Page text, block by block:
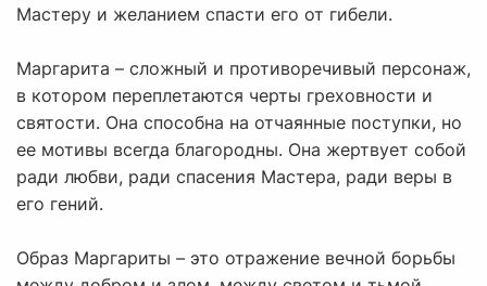
Мастеру и желанием спасти его от гибели.
Маргарита – сложный и противоречивый персонаж,
в котором переплетаются черты греховности и
святости. Она способна на отчаянные поступки, но
ее мотивы всегда благородны. Она жертвует собой
ради любви, ради спасения Мастера, ради веры в
его гений.
Образ Маргариты – это отражение вечной борьбы